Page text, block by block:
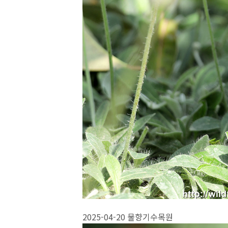
2025-04-20 물향기수목원